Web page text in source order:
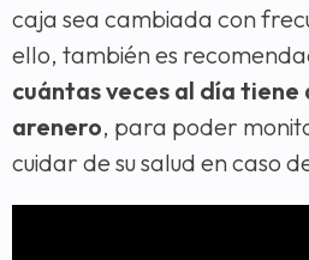
caja sea cambiada con
ello, también es
cuántas veces al día tiene
arenero, para poder
cuidar de su salud en caso